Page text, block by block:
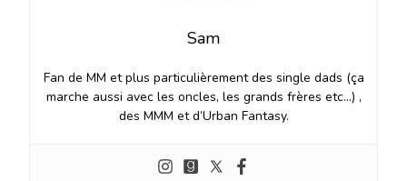
Sam
Fan de MM et plus particulièrement des single dads (ça
marche aussi avec les oncles, les grands frères etc…) ,
des MMM et d’Urban Fantasy.